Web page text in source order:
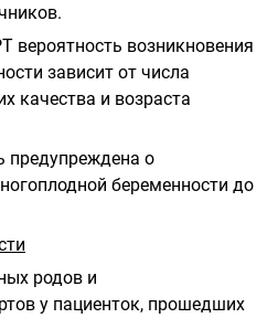
вероятность возникновения
зависит от числа
качества и возраста
предупреждена о
беременности до
родов и
у пациенток, прошедших